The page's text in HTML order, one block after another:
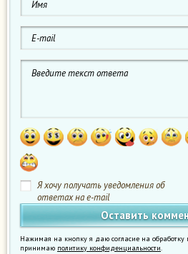
Я хочу получать уведомления об
ответах на e-mail
Нажимая на кнопку я даю согласие на
принимаю политику конфиденциальности.